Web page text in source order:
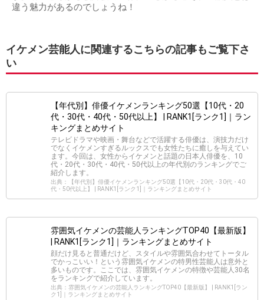
違う魅力があるのでしょうね！
イケメン芸能人に関連するこちらの記事もご覧下さ
い
【年代別】俳優イケメンランキング50選【10代・20
代・30代・40代・50代以上】 | RANK1[ランク1]｜ラン
キングまとめサイト
テレビドラマや映画・舞台などで活躍する俳優は、演技力だけ
でなくイケメンすぎるルックスでも女性たちに癒しを与えてい
ます。今回は、女性からイケメンと話題の日本人俳優を、10
代・20代・30代・40代・50代以上の年代別のランキングでご
紹介します。
出典：【年代別】俳優イケメンランキング50選【10代・20代・30代・40
代・50代以上】 | RANK1[ランク1]｜ランキングまとめサイト
雰囲気イケメンの芸能人ランキングTOP40【最新版】
| RANK1[ランク1]｜ランキングまとめサイト
顔だけ見ると普通だけど、スタイルや雰囲気合わせてトータル
でかっこいい！という雰囲気イケメンの特男性芸能人は意外と
多いものです。ここでは、雰囲気イケメンの特徴や芸能人30名
をランキングで紹介しています。
出典：雰囲気イケメンの芸能人ランキングTOP40【最新版】 | RANK1[ラン
ク1]｜ランキングまとめサイト